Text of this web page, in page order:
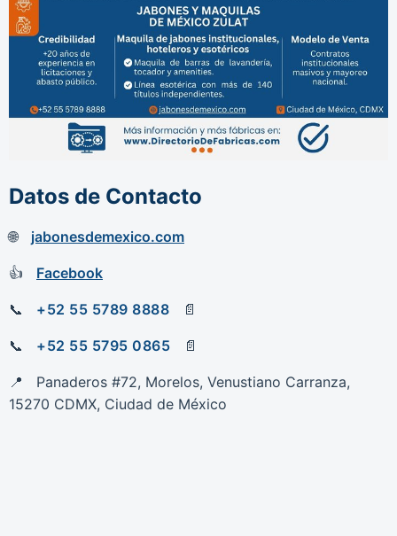
Datos de Contacto
jabonesdemexico.com
Facebook
+52 55 5789 8888
+52 55 5795 0865
Panaderos #72, Morelos, Venustiano Carranza,
15270 CDMX, Ciudad de México